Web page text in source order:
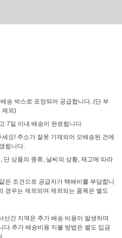
송 박스로 포장되어 공급합니다. (단 부
제외)
7일 이내 배송이 완료됩니다.
요! 주소가 잘못 기재되어 오배송된 건에
됩니다.
단 상품의 종류, 날씨의 상황, 재고에 따라
은 조건으로 공급자가 택배비를 부담합니
경우는 제외되며 제외되는 품목은 별도
산간 지역은 추가 배송 비용이 발생하며
다.추가 배송비용 지불 방법은 별도 입금
.